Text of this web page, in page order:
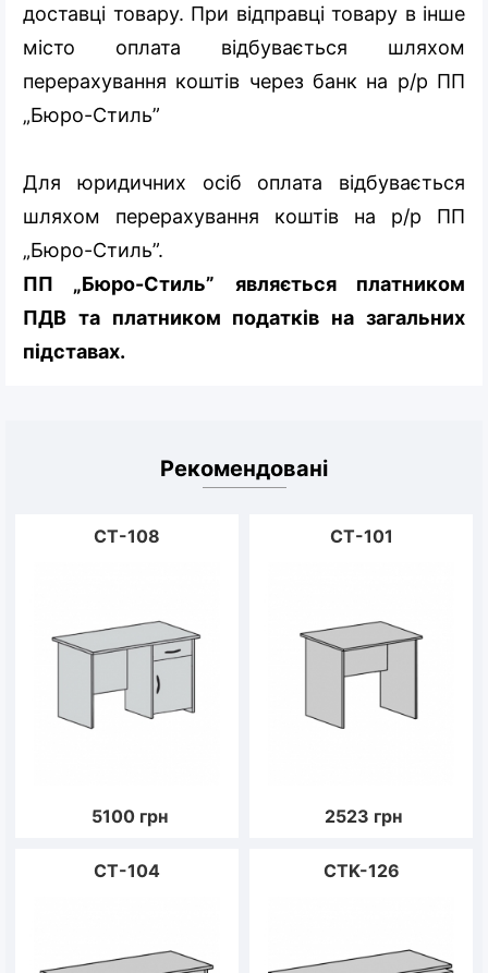
доставці товару. При відправці товару в інше
місто оплата відбувається шляхом
перерахування коштів через банк на р/р ПП
„Бюро-Стиль”
Для юридичних осіб оплата відбувається
шляхом перерахування коштів на р/р ПП
„Бюро-Стиль”.
ПП „Бюро-Стиль” являється платником
ПДВ та платником податків на загальних
підставах.
Рекомендовані
CT-108
5100 грн
СТ-101
2523 грн
СТ-104 CTK-126